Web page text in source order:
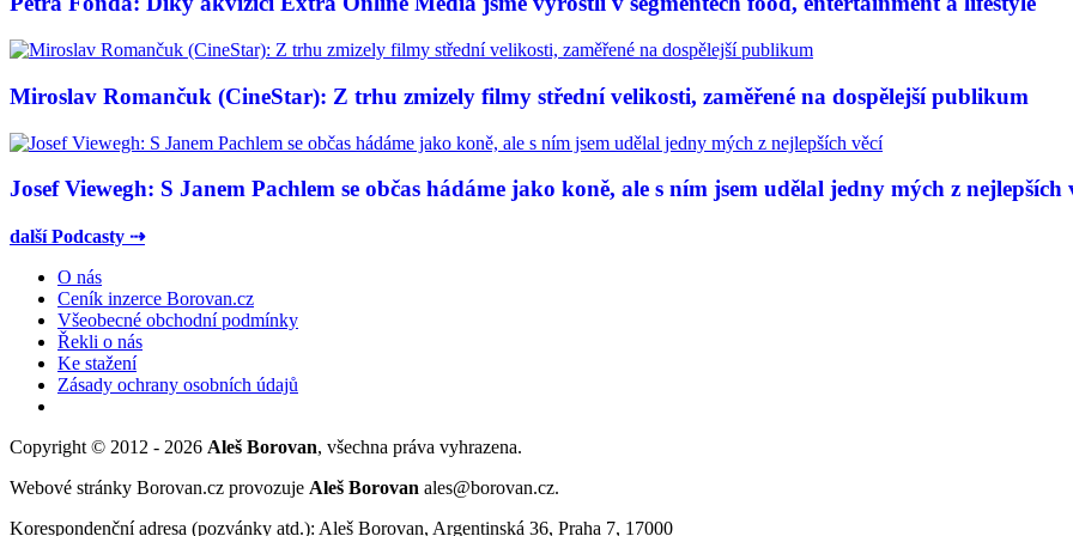
Miroslav Romančuk (CineStar): Z trhu zmizely filmy střední velikosti, zaměřené na dospělejší publikum
Josef Viewegh: S Janem Pachlem se občas hádáme jako koně, ale s ním jsem udělal jedny mých z nejlepších
další Podcasty ⇢
O nás
Ceník inzerce Borovan.cz
Všeobecné obchodní podmínky
Řekli o nás
Ke stažení
Zásady ochrany osobních údajů
Copyright © 2012 - 2026 Aleš Borovan, všechna práva vyhrazena.
Webové stránky Borovan.cz provozuje Aleš Borovan ales@borovan.cz.
Korespondenční adresa (pozvánky atd.): Aleš Borovan, Argentinská 36, Praha 7, 17000